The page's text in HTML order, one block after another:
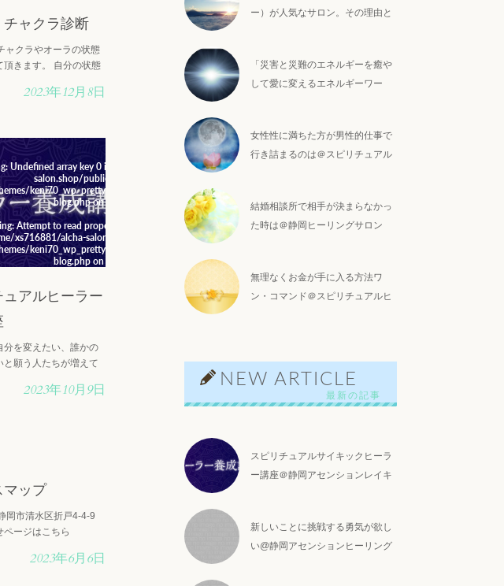
チャクラ診断
ャクラやオーラの状態
頂きます。 自分の状態
ャクラ診断をどうぞ。
・
2023年12月8日
cont-
in
cont-
: Undefined array key 0 in
/home/xs716881/alcha-
salon.shop/public_html/wp-
keni70_wp_pretty_green_201702190326/cont-
blog.phpon line
: Attempt to read property "cat_name" on null in
xs716881/alcha-salon.shop/public_html/wp-
keni70_wp_pretty_green_201702190326/cont-
blog.php on line
ュアルヒーラー
分を変えたい、誰かの
と願う人たちが増えて
な人たちが、10年以上
2023年10月9日
cont-
: Undefined array key 0 in
/home/xs716881/alcha-
keni70_wp_pretty_green_201702190326/cont-
blog.php
: Attempt to read property "cat_name" on null in
xs716881/alcha-salon.shop/public_html/wp-
マップ
岡市清水区折戸4-4-9
ページはこちら
2023年6月6日
ー）が人気なサロン。その理由と
「災害と災難のエネルギーを癒や
して愛に変えるエネルギーワー
女性性に満ちた方が男性的仕事で
行き詰まるのは＠スピリチュアル
結婚相談所で相手が決まらなかっ
た時は＠静岡ヒーリングサロン
無理なくお金が手に入る方法ワ
ン・コマンド＠スピリチュアルヒ
NEW ARTICLE
スピリチュアルサイキックヒーラ
ー講座＠静岡アセンションレイキ
新しいことに挑戦する勇気が欲し
い@静岡アセンションヒーリング